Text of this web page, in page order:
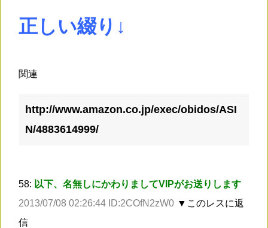
正しい綴り↓
関連
http://www.amazon.co.jp/exec/obidos/ASI
N/4883614999/
58: 以下、名無しにかわりましてVIPがお送りします
2013/07/08 02:26:44 ID:2COfN2zW0 ▼このレスに返
信